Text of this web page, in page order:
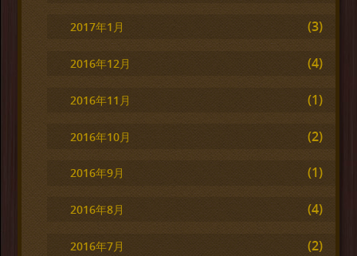
2017年1月 (3)
2016年12月 (4)
2016年11月 (1)
2016年10月 (2)
2016年9月 (1)
2016年8月 (4)
2016年7月 (2)